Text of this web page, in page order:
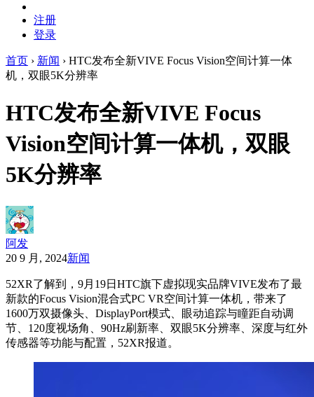
注册
登录
首页 › 新闻 › HTC发布全新VIVE Focus Vision空间计算一体
机，双眼5K分辨率
HTC发布全新VIVE Focus
Vision空间计算一体机，双眼
5K分辨率
阿发
20 9 月, 2024新闻
52XR了解到，9月19日HTC旗下虚拟现实品牌VIVE发布了最
新款的Focus Vision混合式PC VR空间计算一体机，带来了
1600万双摄像头、DisplayPort模式、眼动追踪与瞳距自动调
节、120度视场角、90Hz刷新率、双眼5K分辨率、深度与红外
传感器等功能与配置，52XR报道。